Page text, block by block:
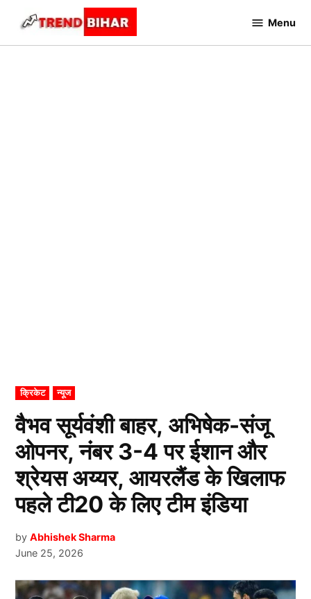
content
Bihar
Menu
POSTED
IN
क्रिकेट न्यूज
वैभव सूर्यवंशी बाहर, अभिषेक-संजू
ओपनर, नंबर 3-4 पर ईशान और
श्रेयस अय्यर, आयरलैंड के खिलाफ
पहले टी20 के लिए टीम इंडिया
by Abhishek Sharma
June 25, 2026